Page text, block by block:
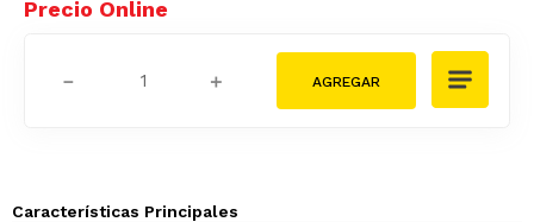
＋
－
Características Principales